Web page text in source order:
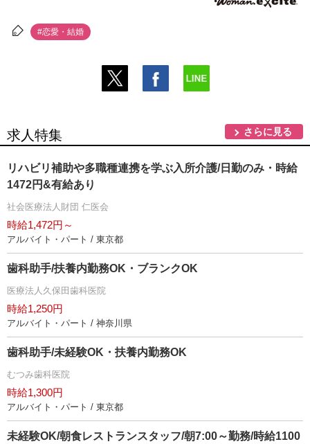
#恋愛・結婚
求人特集 さらに見る
リハビリ補助や多職種連携を学ぶ入所介護/日勤のみ・時給
1472円&有給あり
社会医療法人財団 仁医会
時給1,472円～
アルバイト・パート / 東京都
歯科助手/扶養内勤務OK・ブランクOK
医療法人久保田歯科医院
時給1,250円
アルバイト・パート / 神奈川県
歯科助手/未経験OK・扶養内勤務OK
むつみ歯科医院
時給1,300円
アルバイト・パート / 東京都
未経験OK/朝食レストランスタッフ/朝7:00～勤務/時給1100